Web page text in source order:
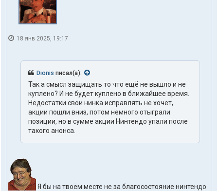
18 янв 2025, 19:17
Dionis писал(а):
Так а смысл защищать то что ещё не вышло и не
куплено? И не будет куплено в ближайшее время.
Недостатки свои нинка исправлять не хочет,
акции пошли вниз, потом немного отыграли
позиции, но в сумме акции Нинтендо упали после
такого анонса.
Я бы на твоём месте не за благосостояние нинтендо